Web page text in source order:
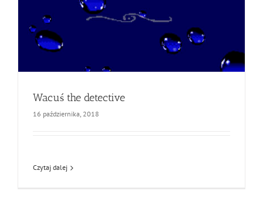
Wacuś the detective
16 października, 2018
Czytaj dalej